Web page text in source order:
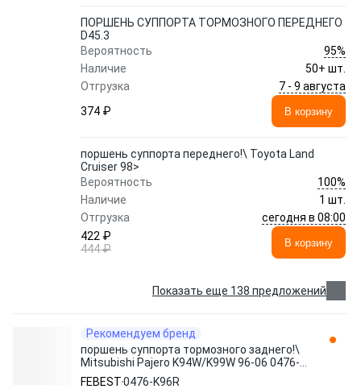
ПОРШЕНЬ СУППОРТА ТОРМОЗНОГО ПЕРЕДНЕГО
D45.3
Вероятность
95%
Наличие
50+ шт.
Отгрузка
7 - 9 августа
374 ₽
В корзину
поршень суппорта переднего!\ Toyota Land
Cruiser 98>
Вероятность
100%
Наличие
1 шт.
Отгрузка
сегодня в 08:00
422 ₽
444 ₽
В корзину
Показать еще 138 предложений
Рекомендуем бренд
поршень суппорта тормозного заднего!\
Mitsubishi Pajero K94W/K99W 96-06 0476-
K96R FEBEST
FEBEST0476-K96R